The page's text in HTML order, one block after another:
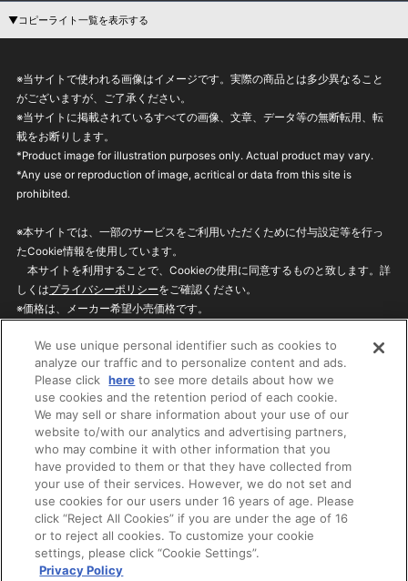
▼コピーライト一覧を表示する
※当サイトで使われる画像はイメージです。実際の商品とは多少異なること
がございますが、ご了承ください。
※当サイトに掲載されているすべての画像、文章、データ等の無断転用、転
載をお断りします。
*Product image for illustration purposes only. Actual product may vary.
*Any use or reproduction of image, acritical or data from this site is
prohibited.
※本サイトでは、一部のサービスをご利用いただくために付与設定等を行っ
たCookie情報を使用しています。
本サイトを利用することで、Cookieの使用に同意するものと致します。詳
しくはプライバシーポリシーをご確認ください。
※価格は、メーカー希望小売価格です。
ざいますのでご了承ください。
privacypolicy
Do Not Sell or Share My
Personal Information
ウェブサイトご利用条件
ソーシャルメディアポリシー
個人情報保護方針
お問い合わせ
©BANDAI
We use unique personal identifier such as cookies to
analyze our traffic and to personalize content and ads.
Please click here to see more details about how we
use cookies and the retention period of each cookie.
We may sell or share information about your use of our
website to/with our analytics and advertising partners,
who may combine it with other information that you
have provided to them or that they have collected from
your use of their services. However, we do not set and
use cookies for our users under 16 years of age. Please
click “Reject All Cookies” if you are under the age of 16
or to reject all cookies. To customize your cookie
settings, please click “Cookie Settings”.
Privacy Policy